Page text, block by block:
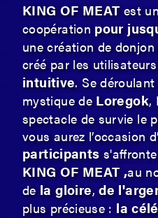
KING OF MEATest
coopérationpour
une création de
créé par les
intuitive. Se
mystique deLoregok,
spectacle de survie le
vous aurez l’occasion
participants
KING OF MEAT ,au
dela gloire,de
plus précieuse : la